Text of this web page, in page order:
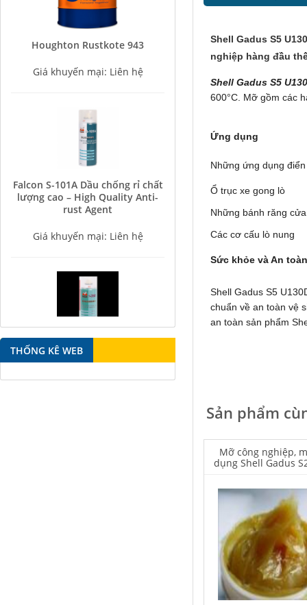
Shell Gadus S5
nghiệp hàng đầu
Shell Gadus S5
600°C. Mỡ gồm các
Ứng dụng
Những ứng dụng
Ổ trục xe gong lò
Những bánh răng
Các cơ cấu lò nung
Sức khỏe và An
Shell Gadus S5
chuẩn về an toàn vệ
an toàn sản phẩm
Sản phẩm
Mỡ công nghiệp,
dụng Shell Gadus
lượng cao – High Quality Anti-
rust Agent
Falcon S-350 Chất chống gỉ bôi
trơn đa năng – Multipurpose
lubricating antirust agent
THỐNG KÊ WEB